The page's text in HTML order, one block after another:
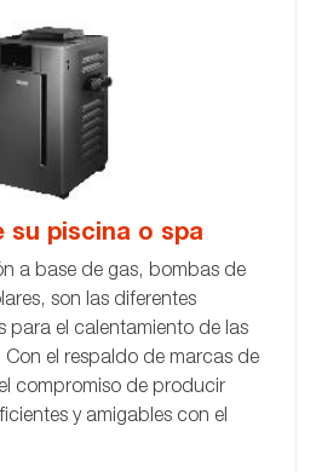
su piscina o spa
a base de gas, bombas de
son las diferentes
para el calentamiento de las
Con el respaldo de marcas de
compromiso de producir
y amigables con el